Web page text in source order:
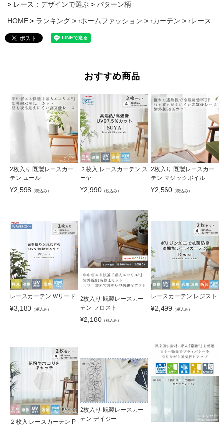
レース：デザインで選ぶ
パターン柄
HOME ランキング rホームファッション rカーテン rレース
おすすめ商品
2枚入り 既製レースカー
テン エール
¥2,598 （税込み）
２枚入 レースカーテン ス
ーヤ
¥2,990 （税込み）
2枚入り 既製レースカー
テン マジックボイル
¥2,560（税込み）
レースカーテン Wリード
¥3,180 （税込み）
2枚入り 既製レースカー
テン フロスト
¥2,180 （税込み）
レースカーテン レジスト
¥2,499 （税込み）
２枚入 レースカーテン P
2枚入り 既製レースカー
テン デイジー